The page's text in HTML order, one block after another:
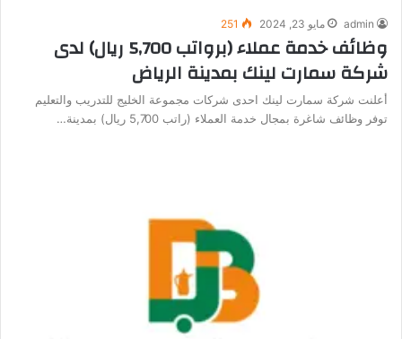
admin مايو 23, 2024 251
وظائف خدمة عملاء (برواتب 5,700 ريال) لدى
شركة سمارت لينك بمدينة الرياض
أعلنت شركة سمارت لينك احدى شركات مجموعة الخليج للتدريب والتعليم
توفر وظائف شاغرة بمجال خدمة العملاء (راتب 5,700 ريال) بمدينة…